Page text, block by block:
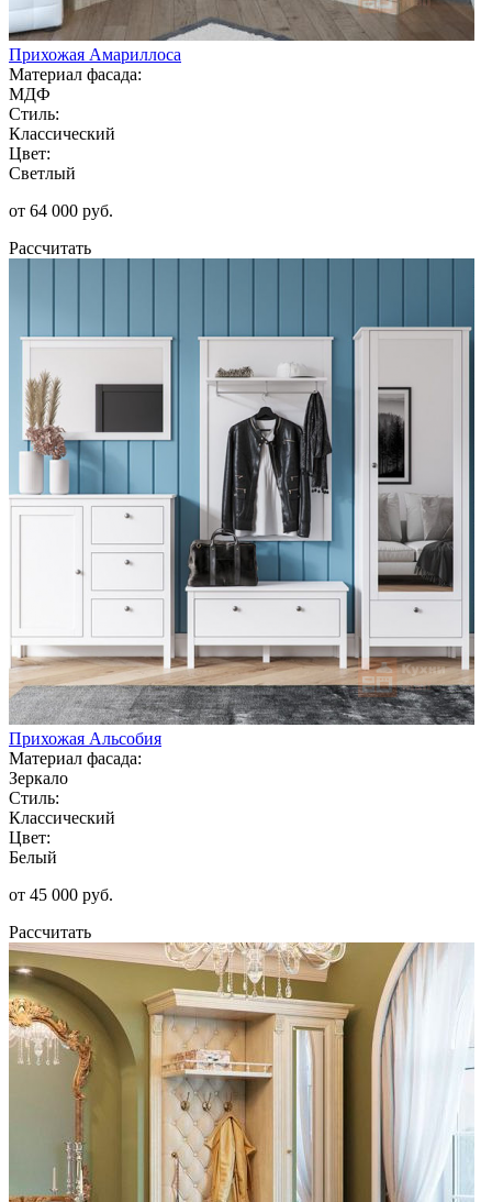
Прихожая Амариллоса
Материал фасада:
МДФ
Стиль:
Классический
Цвет:
Светлый
от 64 000 руб.
Рассчитать
Прихожая Альсобия
Материал фасада:
Зеркало
Стиль:
Классический
Цвет:
Белый
от 45 000 руб.
Рассчитать